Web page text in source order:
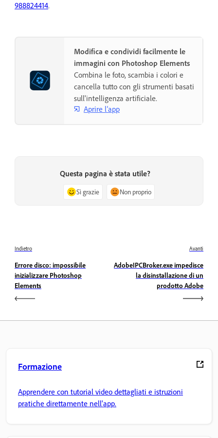
988824414.
Modifica e condividi facilmente le
immagini con Photoshop Elements
Combina le foto, scambia i colori e
cancella tutto con gli strumenti basati
sull'intelligenza artificiale.
Aprire l’app
Questa pagina è stata utile?
Sì grazie Non proprio
Indietro
Errore disco: impossibile
inizializzare Photoshop
Elements
Avanti
AdobeIPCBroker.exe impedisce
la disinstallazione di un
prodotto Adobe
Formazione
Apprendere con tutorial video dettagliati e istruzioni
pratiche direttamente nell'app.